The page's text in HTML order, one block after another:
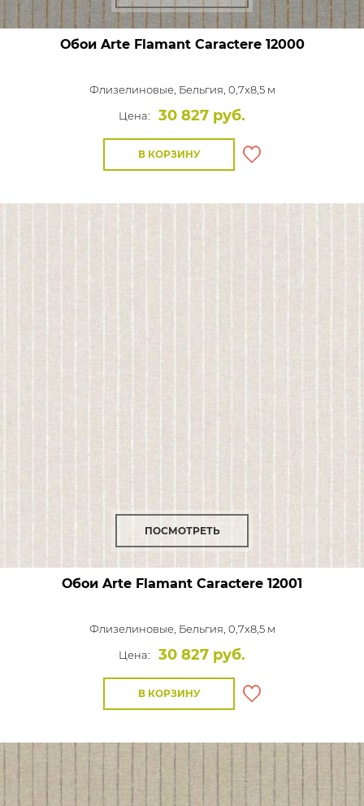
Обои Arte Flamant Caractere12000
Флизелиновые, Бельгия, 0,7x8,5 м
Цена:
30 827 руб.
В КОРЗИНУ
ПОСМОТРЕТЬ
Обои Arte Flamant Caractere 12001
Флизелиновые, Бельгия, 0,7x8,5 м
Цена:
30 827 руб.
В КОРЗИНУ